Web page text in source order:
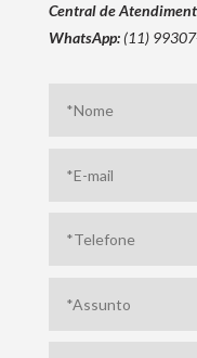
Central de
WhatsApp:(11)